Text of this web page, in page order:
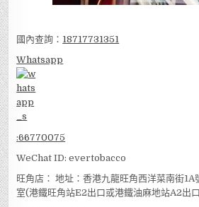
國內查詢： 18717731351
Whatsapp
:66770075
WeChat ID: evertobacco
旺角店： 地址：香港九龍旺角西洋菜南街
室(港鐵旺角站E2出口或港鐵油麻地站A2出